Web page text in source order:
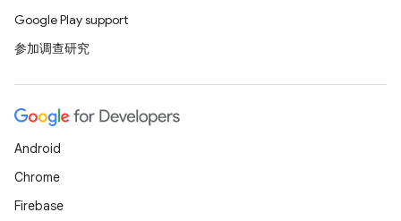
Google Play support
参加调查研究
Android
Chrome
Firebase